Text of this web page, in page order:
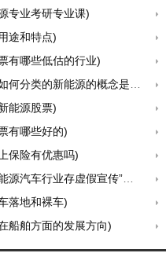
专业考研专业课)
途和特点)
有哪些低估的行业)
类的新能源的概念是什么)
能源股票)
有哪些好的)
保险有优惠吗)
业存虚假宣传”虚火过旺”隐忧)
落地和裸车)
船舶方面的发展方向)